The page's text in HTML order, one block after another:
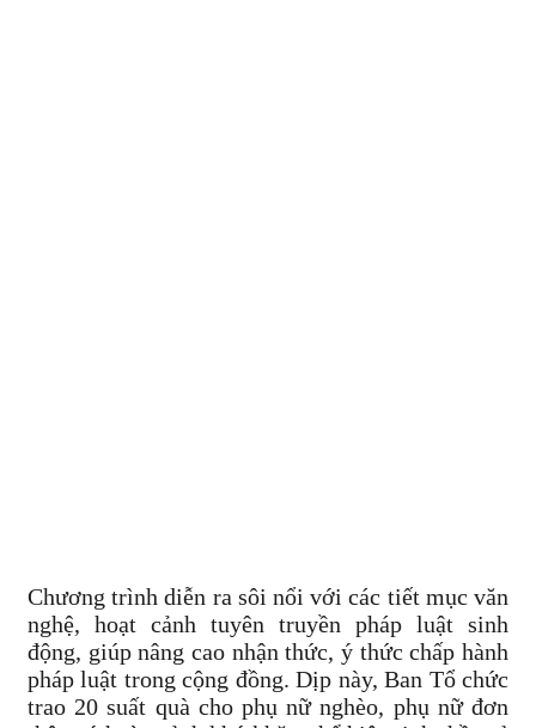
Chương trình diễn ra sôi nổi với các tiết mục văn
nghệ, hoạt cảnh tuyên truyền pháp luật sinh
động, giúp nâng cao nhận thức, ý thức chấp hành
pháp luật trong cộng đồng. Dịp này, Ban Tổ chức
trao 20 suất quà cho phụ nữ nghèo, phụ nữ đơn